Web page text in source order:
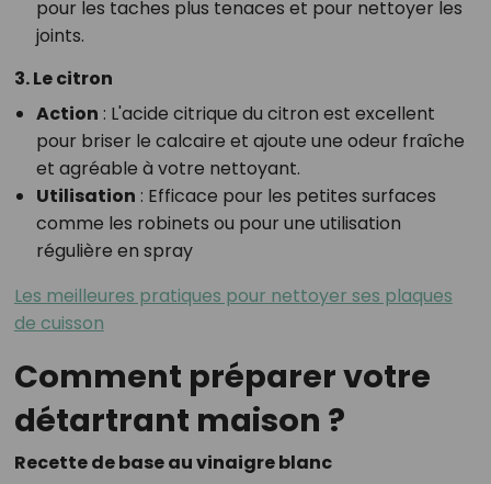
pour les taches plus tenaces et pour nettoyer les
joints.
3. Le citron
Action : L'acide citrique du citron est excellent
pour briser le calcaire et ajoute une odeur fraîche
et agréable à votre nettoyant.
Utilisation : Efficace pour les petites surfaces
comme les robinets ou pour une utilisation
régulière en spray
Les meilleures pratiques pour nettoyer ses plaques
de cuisson
Comment préparer votre
détartrant maison ?
Recette de base au vinaigre blanc